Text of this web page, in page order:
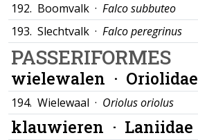
192. Boomvalk · Falco subbuteo
193. Slechtvalk · Falco peregrinus
PASSERIFORMES
wielewalen · Oriolidae
194. Wielewaal · Oriolus oriolus
klauwieren · Laniidae